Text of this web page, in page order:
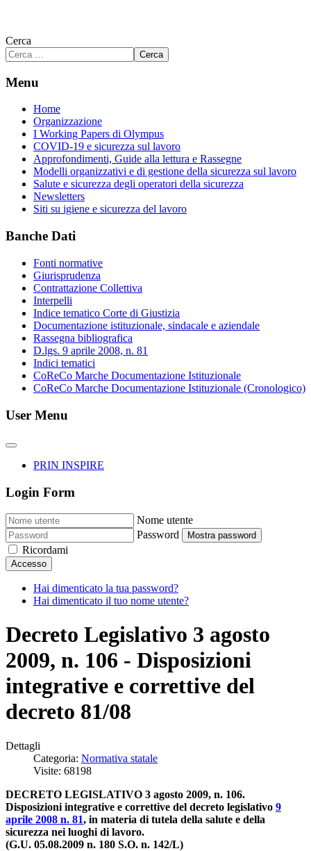
Cerca
Cerca
Menu
Home
Organizzazione
I Working Papers di Olympus
COVID-19 e sicurezza sul lavoro
Approfondimenti, Guide alla lettura e Rassegne
Modelli organizzativi e di gestione della sicurezza sul lavoro
Salute e sicurezza degli operatori della sicurezza
Newsletters
Siti su igiene e sicurezza del lavoro
Banche Dati
Fonti normative
Giurisprudenza
Contrattazione Collettiva
Interpelli
Indice tematico Corte di Giustizia
Documentazione istituzionale, sindacale e aziendale
Rassegna bibliografica
D.lgs. 9 aprile 2008, n. 81
Indici tematici
CoReCo Marche Documentazione Istituzionale
CoReCo Marche Documentazione Istituzionale (Cronologico)
User Menu
PRIN INSPIRE
Login Form
Nome utente
Password
Mostra password
Ricordami
Accesso
Hai dimenticato la tua password?
Hai dimenticato il tuo nome utente?
Decreto Legislativo 3 agosto
2009, n. 106 - Disposizioni
integrative e correttive del
decreto 81/08
Dettagli
Categoria: Normativa statale
Visite: 68198
DECRETO LEGISLATIVO 3 agosto 2009, n. 106.
Disposizioni integrative e correttive del decreto legislativo 9
aprile 2008 n. 81, in materia di tutela della salute e della
sicurezza nei luoghi di lavoro.
(G.U. 05.08.2009 n. 180 S.O. n. 142/L)